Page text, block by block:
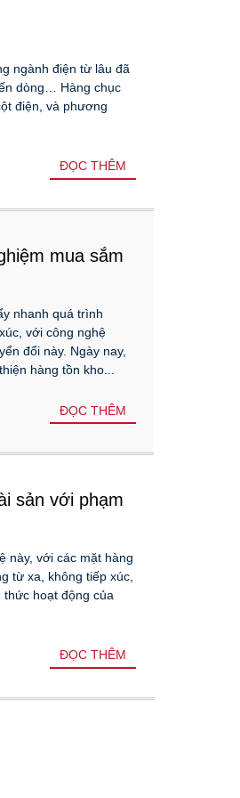
ngành điện từ lâu đã
dòng… Hàng chục
điện, và phương
ĐỌC THÊM
mua sắm
nhanh quá trình
với công nghệ
đổi này. Ngày nay,
hàng tồn kho...
ĐỌC THÊM
sản với phạm
này, với các mặt hàng
từ xa, không tiếp xúc,
hoạt động của
ĐỌC THÊM